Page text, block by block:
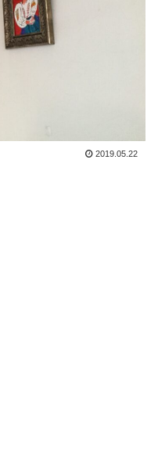
2019.05.22